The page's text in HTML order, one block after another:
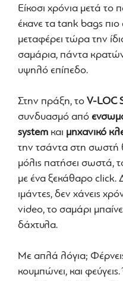
Είκοσι χρόνια μετά
έκανε τα tank bags πιο
μεταφέρει τώρα την
σαμάρια, πάντα
υψηλό επίπεδο.
Στην πράξη, το V-LOC
συνδυασμό από
system και μηχανικό
την τσάντα στη σωστή
μόλις πατήσει σωστά,
με ένα ξεκάθαρο click.
ιμάντες, δεν χάνεις
video, το σαμάρι
δάχτυλα.
Με απλά λόγια;
κουμπώνει, και